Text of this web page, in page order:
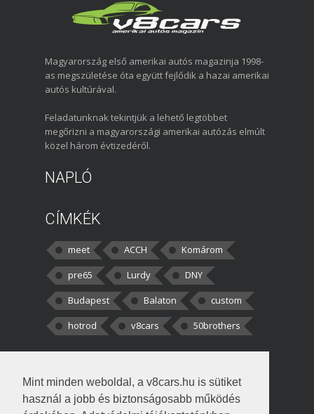
Mint minden weboldal, a v8cars.hu is sütiket
használ a jobb és biztonságosabb működés
Magyarország első amerikai autós magazinja 1998-
as megszületése óta együtt fejlődik a hazai amerikai
autós kultúrával.
Feladatunknak tekintjük a lehető legtöbbet
megőrizni a magyarországi amerikai autózás elmúlt
közel három évtizedéről.
NAPLÓ
CÍMKÉK
meet ACCH
Komárom
pre65
Lurdy
DNY
Budapest
Balaton
custom
hotrod
v8cars 50brothers
kortisz:Elszúrtam! Én csak két
darabbaal számoltam. Nem tudtam, hogy fél autót,